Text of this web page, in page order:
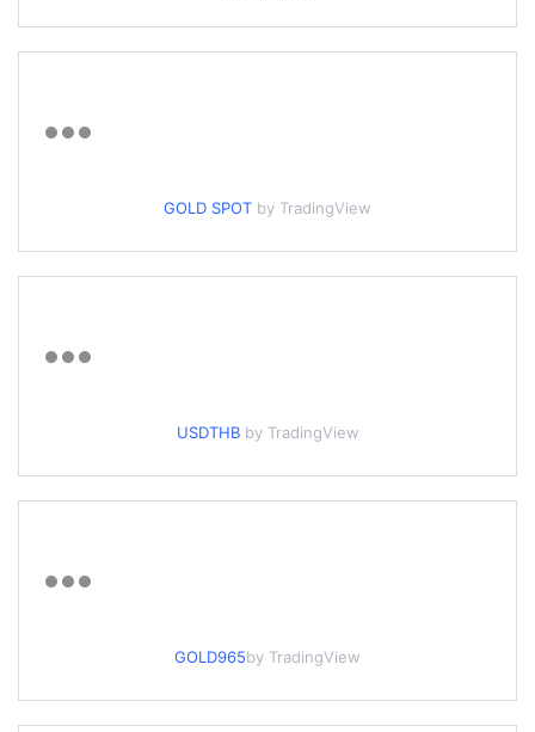
GOLD SPOT by TradingView
USDTHB by TradingView
GOLD965by TradingView